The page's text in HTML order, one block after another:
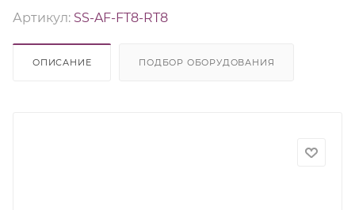
Артикул: SS-AF-FT8-RT8
ОПИСАНИЕ ПОДБОР ОБОРУДОВАНИЯ